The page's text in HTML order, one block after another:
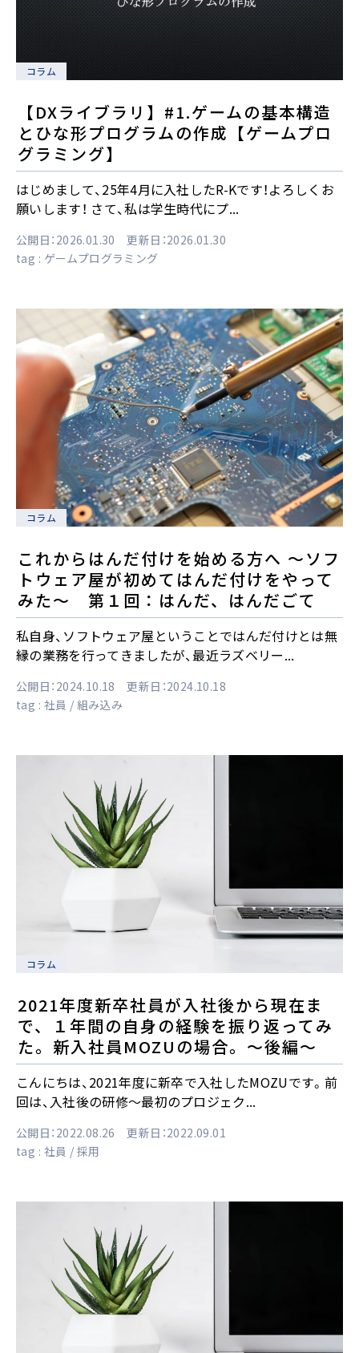
コラム
【DXライブラリ】#1.ゲームの基本構造
とひな形プログラムの作成【ゲームプロ
グラミング】
はじめまして、25年4月に入社したR-Kです！よろしくお
願いします！ さて、私は学生時代にプ...
公開日：2026.01.30 更新日：2026.01.30
tag : ゲームプログラミング
コラム
これからはんだ付けを始める方へ ～ソフ
トウェア屋が初めてはんだ付けをやって
みた～ 第１回：はんだ、はんだごて
私自身、ソフトウェア屋ということではんだ付けとは無
縁の業務を行ってきましたが、最近ラズベリー...
公開日：2024.10.18 更新日：2024.10.18
tag : 社員 組み込み
コラム
2021年度新卒社員が入社後から現在ま
で、１年間の自身の経験を振り返ってみ
た。新入社員MOZUの場合。～後編～
こんにちは、2021年度に新卒で入社したMOZUです。前
回は、入社後の研修～最初のプロジェク...
公開日：2022.08.26 更新日：2022.09.01
tag : 社員 採用